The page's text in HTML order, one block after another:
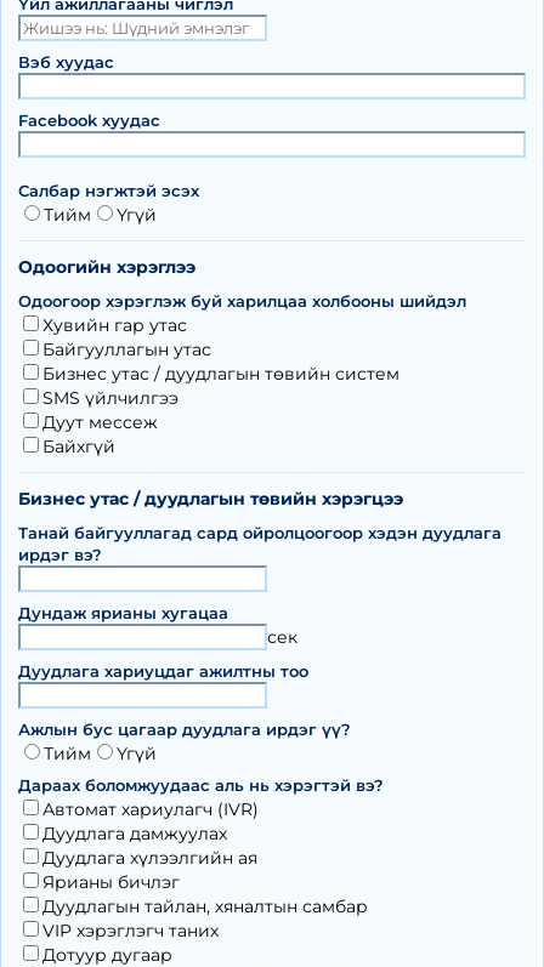
Вэб хуудас
Facebook хуудас
Салбар нэгжтэй эсэх
Тийм Үгүй
Одоогийн хэрэглээ
Одоогоор хэрэглэж буй харилцаа холбооны шийдэл
Хувийн гар утас
Байгууллагын утас
Бизнес утас / дуудлагын төвийн систем
SMS үйлчилгээ
Дуут мессеж
Байхгүй
Бизнес утас / дуудлагын төвийн хэрэгцээ
Танай байгууллагад сард ойролцоогоор хэдэн дуудлага
ирдэг вэ?
Дундаж ярианы хугацаа
сек
Дуудлага хариуцдаг ажилтны тоо
Ажлын бус цагаар дуудлага ирдэг үү?
Тийм Үгүй
Дараах боломжуудаас аль нь хэрэгтэй вэ?
Автомат хариулагч (IVR)
Дуудлага дамжуулах
Дуудлага хүлээлгийн ая
Ярианы бичлэг
Дуудлагын тайлан, хяналтын самбар
VIP хэрэглэгч таних
Дотуур дугаар